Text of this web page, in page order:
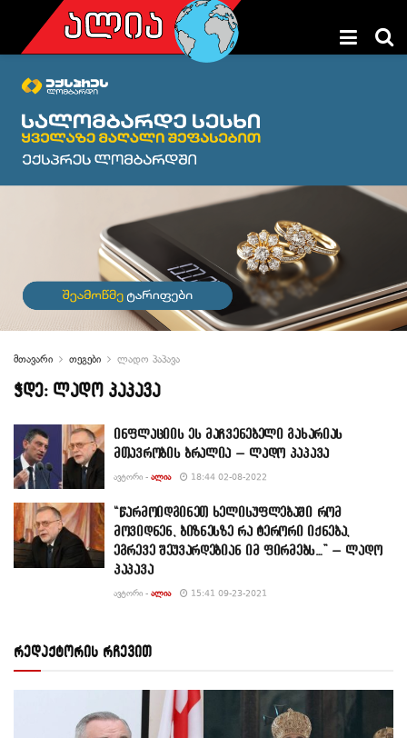
მთავარი თეგები ლადო პაპავა
ჭდე: ლადო პაპავა
ინფლაციის ეს მაჩვენებელი გახარიას
მთავრობის ბრალია – ლადო პაპავა
ᲐᲕᲢᲝᲠᲘ - ᲐᲚᲘᲐ 18:44 02-08-2022
“წარმოიდგინეთ ხელისუფლებაში რომ
მოვიდნენ, ბიზნესზე რა ტერორი იქნება,
ეგრევე შეუვარდებიან იმ ფირმებს…” – ლადო
პაპავა
ᲐᲕᲢᲝᲠᲘ - ᲐᲚᲘᲐ 15:41 09-23-2021
რედაქტორის რჩევით